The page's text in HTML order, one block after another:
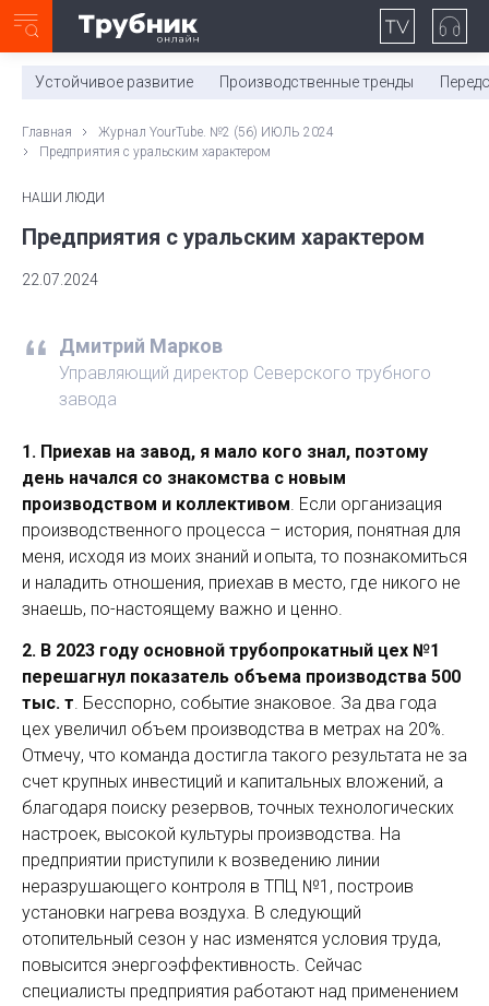
0:00/ 11:03
Устойчивое развитие Производственные тренды
Главная
Журнал YourTube. №2 (56) ИЮЛЬ 2024
Предприятия с уральским характером
НАШИ ЛЮДИ
Предприятия с уральским характером
22.07.2024
Дмитрий Марков
Управляющий директор Северского трубного
завода
1. Приехав на завод, я мало кого знал, поэтому
день начался со знакомства с новым
производством и коллективом. Если организация
производственного процесса – история, понятная для
меня, исходя из моих знаний и опыта, то познакомиться
и наладить отношения, приехав в место, где никого не
знаешь, по-настоящему важно и ценно.
2. В 2023 году основной трубопрокатный цех №1
перешагнул показатель объема производства 500
тыс. т. Бесспорно, событие знаковое. За два года
цех увеличил объем производства в метрах на 20%.
Отмечу, что команда достигла такого результата не за
счет крупных инвестиций и капитальных вложений, а
благодаря поиску резервов, точных технологических
настроек, высокой культуры производства. На
предприятии приступили к возведению линии
неразрушающего контроля в ТПЦ №1, построив
установки нагрева воздуха. В следующий
отопительный сезон у нас изменятся условия труда,
повысится энергоэффективность. Сейчас
специалисты предприятия работают над применением